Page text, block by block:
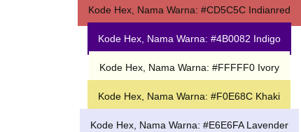
Kode Hex, Nama Warna: #CD5C5C Indianred
Kode Hex, Nama Warna: #4B0082 Indigo
Kode Hex, Nama Warna: #FFFFF0 Ivory
Kode Hex, Nama Warna: #F0E68C Khaki
Kode Hex, Nama Warna: #E6E6FA Lavender